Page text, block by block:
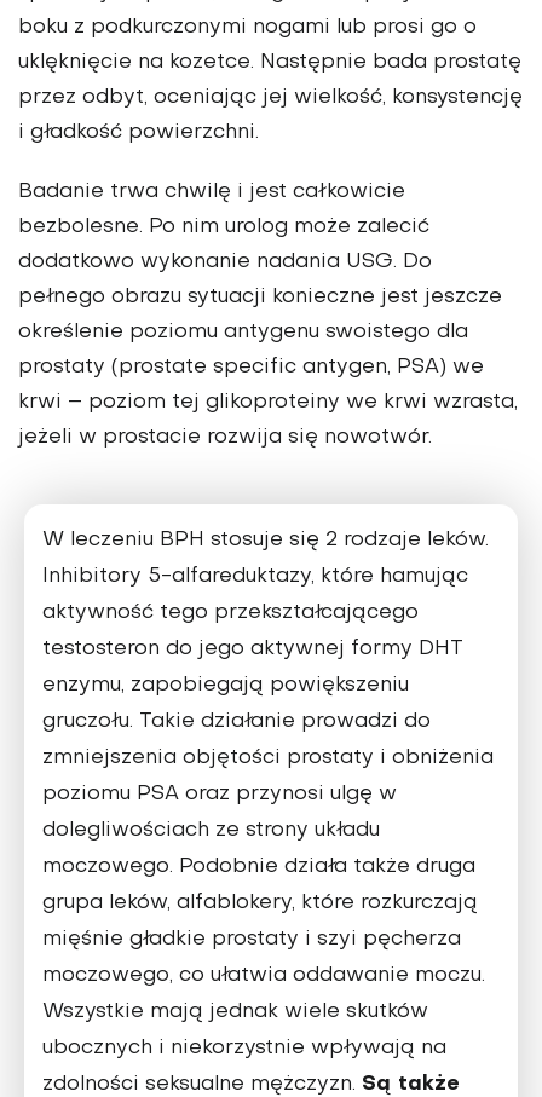
boku z podkurczonymi nogami lub prosi go o
uklęknięcie na kozetce. Następ­nie bada prostatę
przez odbyt, oceniając jej wielkość, konsystencję
i gładkość powierzchni.
Badanie trwa chwilę i jest całkowicie
bezbolesne. Po nim urolog może zalecić
dodatkowo wykonanie na­dania USG. Do
pełnego obrazu sytuacji konieczne jest jeszcze
określenie pozio­mu antygenu swoistego dla
prostaty (pro­state specific antygen, PSA) we
krwi – po­ziom tej glikoproteiny we krwi wzrasta,
jeżeli w prostacie rozwija się nowotwór.
W leczeniu BPH stosuje się 2 rodzaje leków.
Inhibitory 5-alfareduktazy, które hamując
aktywność tego przekształcają­cego
testosteron do jego aktywnej formy DHT
enzymu, zapobiegają powiększe­niu
gruczołu. Takie działanie prowa­dzi do
zmniejszenia objętości prostaty i obniżenia
poziomu PSA oraz przynosi ulgę w
dolegliwościach ze strony układu
moczowego. Podobnie działa także druga
grupa leków, alfablokery, które rozkurcza­ją
mięśnie gładkie prostaty i szyi pęche­rza
moczowego, co ułatwia oddawanie moczu.
Wszystkie mają jednak wiele skutków
ubocznych i niekorzystnie wpły­wają na
zdolności seksualne mężczyzn. Są także